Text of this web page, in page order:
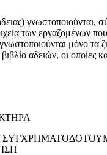
γνωστοποιούνται,
των εργαζομένων που
μόνο τα
αδειών, οι οποίες